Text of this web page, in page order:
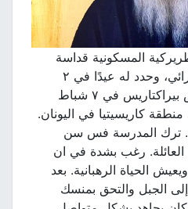
المسكونية قداسة
الأب الشيخ بورفيريوس الرائي، وحدد له عيدًا في ٢
كانون الأول. وُلد إفانجلوس بيراكتاريس في ٧ شباط
كاريسيتيا في اليونان.
ترك المدرسة فس سن
رغب بشدة في ان
الحياة الرهبانية. بعد
الجبل والتحق بمنسك